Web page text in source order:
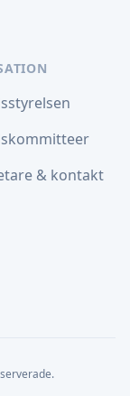
& kontakt